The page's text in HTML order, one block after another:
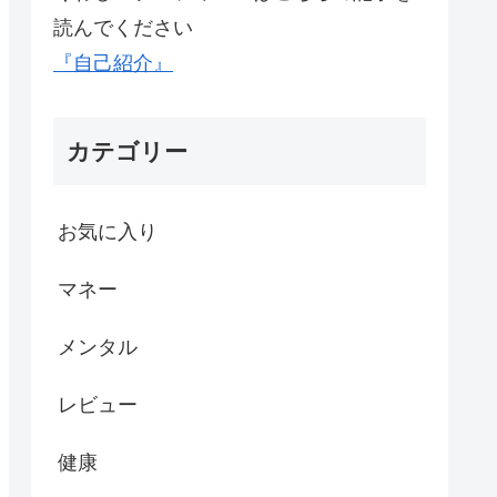
読んでください
『自己紹介』
カテゴリー
お気に入り
マネー
メンタル
レビュー
健康